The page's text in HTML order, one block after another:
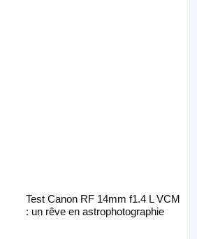
Test Canon RF 14mm f1.4 L VCM
: un rêve en astrophotographie